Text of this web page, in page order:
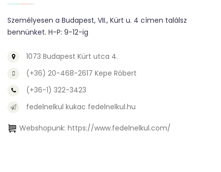
Személyesen a Budapest, VII., Kürt u. 4 címen találsz
bennünket. H-P: 9-12-ig
1073 Budapest Kürt utca 4.
(+36) 20-468-2617 Kepe Róbert
(+36-1) 322-3423
fedelnelkul kukac fedelnelkul.hu
Webshopunk: https://www.fedelnelkul.com/